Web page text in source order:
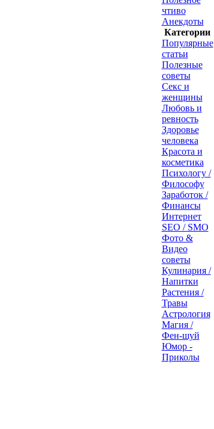
чтиво
Анекдоты
Категории
Популярные
статьи
Полезные
советы
Секс и
женщины
Любовь и
ревность
Здоровье
человека
Красота и
косметика
Психологу /
Философу
Заработок /
Финансы
Интернет
SEO / SMO
Фото &
Видео
советы
Кулинария /
Напитки
Растения /
Травы
Астрология
Магия /
Фен-шуй
Юмор -
Приколы